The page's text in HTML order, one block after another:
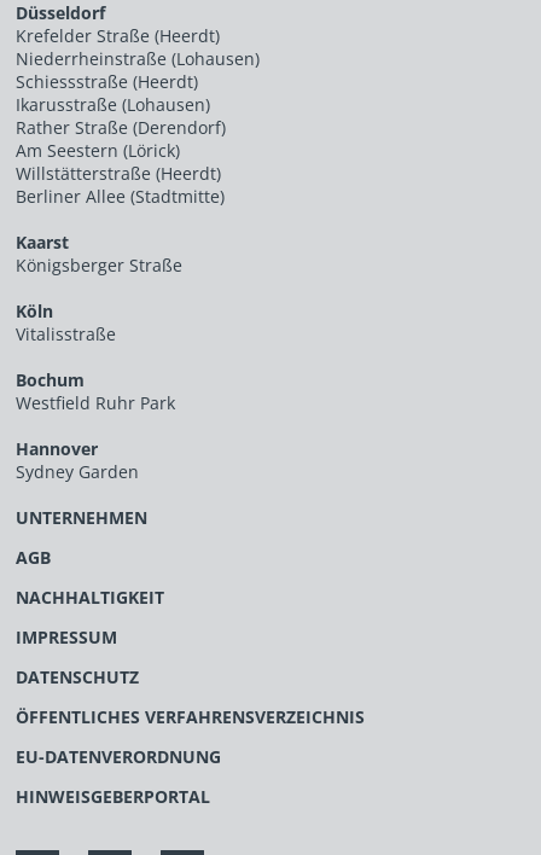
Düsseldorf
Krefelder Straße (Heerdt)
Niederrheinstraße (Lohausen)
Schiessstraße (Heerdt)
Ikarusstraße (Lohausen)
Rather Straße (Derendorf)
Am Seestern (Lörick)
Willstätterstraße (Heerdt)
Berliner Allee (Stadtmitte)
Kaarst
Königsberger Straße
Köln
Vitalisstraße
Bochum
Westfield Ruhr Park
Hannover
Sydney Garden
UNTERNEHMEN
AGB
NACHHALTIGKEIT
IMPRESSUM
DATENSCHUTZ
ÖFFENTLICHES VERFAHRENSVERZEICHNIS
EU-DATENVERORDNUNG
HINWEISGEBERPORTAL